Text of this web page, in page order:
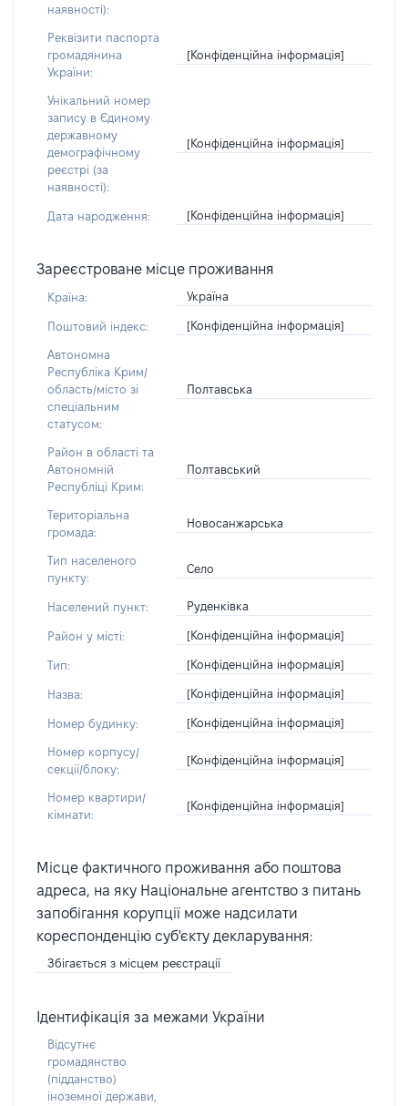
наявності):
Реквізити паспорта
громадянина
України:
[Конфіденційна інформація]
Унікальний номер
запису в Єдиному
державному
демографічному
реєстрі (за
наявності):
[Конфіденційна інформація]
Дата народження: [Конфіденційна інформація]
Зареєстроване місце проживання
Країна: Україна
Поштовий індекс: [Конфіденційна інформація]
Автономна
Республіка Крим/
область/місто зі
спеціальним
статусом:
Полтавська
Район в області та
Автономній
Республіці Крим:
Полтавський
Територіальна
громада:
Новосанжарська
Тип населеного
пункту:
Село
Населений пункт: Руденківка
Район у місті: [Конфіденційна інформація]
Тип: [Конфіденційна інформація]
Назва: [Конфіденційна інформація]
Номер будинку: [Конфіденційна інформація]
Номер корпусу/
секції/блоку:
[Конфіденційна інформація]
Номер квартири/
кімнати:
[Конфіденційна інформація]
Місце фактичного проживання або поштова
адреса, на яку Національне агентство з питань
запобігання корупції може надсилати
кореспонденцію суб'єкту декларування:
Збігається з місцем реєстрації
Ідентифікація за межами України
Відсутнє
громадянство
(підданство)
іноземної держави,